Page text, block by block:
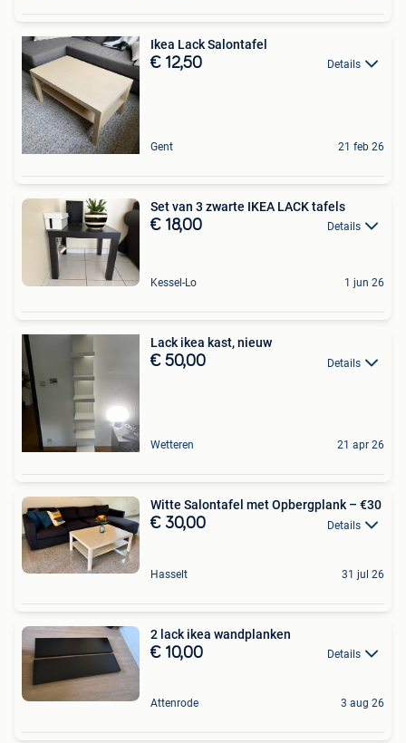
Ikea Lack Salontafel
€ 12,50 Details
Gent 21 feb 26
Set van 3 zwarte IKEA LACK tafels
€ 18,00 Details
Kessel-Lo 1 jun 26
Lack ikea kast, nieuw
€ 50,00 Details
Wetteren 21 apr 26
Witte Salontafel met Opbergplank – €30
€ 30,00 Details
Hasselt 31 jul 26
2 lack ikea wandplanken
€ 10,00 Details
Attenrode 3 aug 26